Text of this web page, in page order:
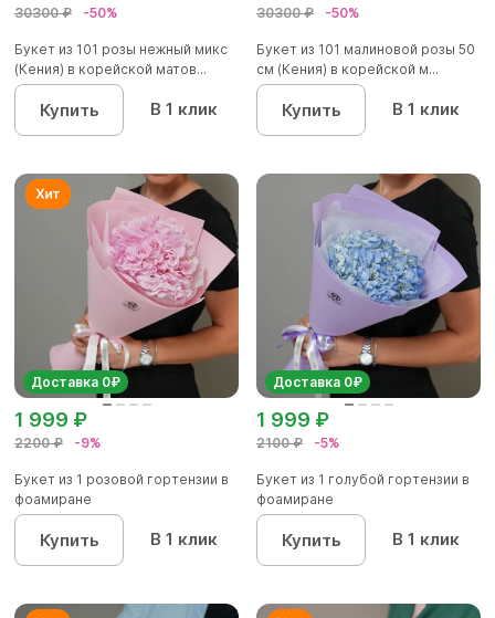
30300 ₽ -50%
Букет из 101 розы нежный микс
(Кения) в корейской матов...
Купить В 1 клик
30300 ₽ -50%
Букет из 101 малиновой розы 50
см (Кения) в корейской м...
Купить В 1 клик
Доставка 0₽
2200 ₽ -9%
1 999 ₽
Букет из 1 розовой гортензии в
фоамиране
Купить В 1 клик
Доставка 0₽
2100 ₽ -5%
1 999 ₽
Букет из 1 голубой гортензии в
фоамиране
Купить В 1 клик